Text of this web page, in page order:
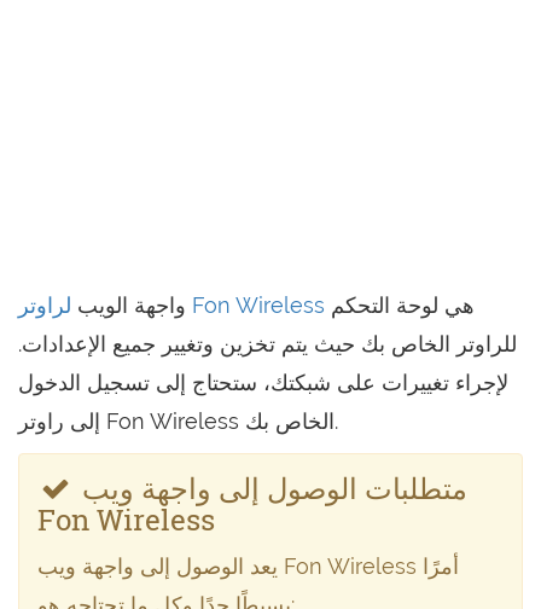
واجهة الويب لراوتر Fon Wireless
للراوتر الخاص بك حيث يتم تخزين وتغيير جميع الإعدادات.
لإجراء تغييرات على شبكتك، ستحتاج إلى تسجيل الدخول
إلى راوتر Fon Wireless الخاص بك.
Fon Wireless
يعد الوصول إلى واجهة ويب Fon Wireless أمرًا